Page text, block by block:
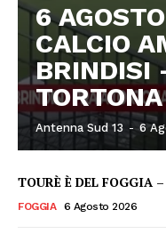
6
CALCIO
BRINDISI
Antenna Sud 13 - 6
TOURÈ È DEL FOGGIA
FOGGIA 6 Agosto 2026